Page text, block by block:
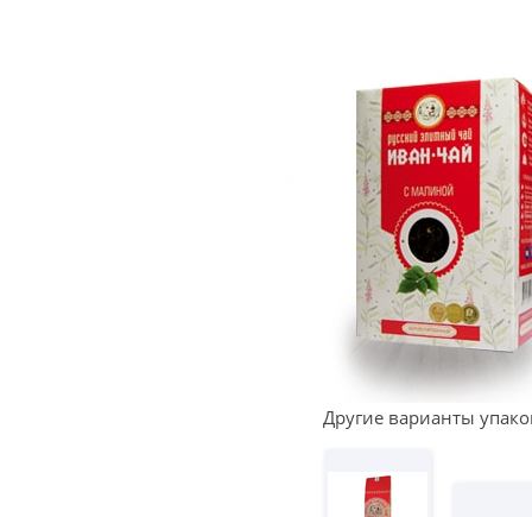
Другие варианты